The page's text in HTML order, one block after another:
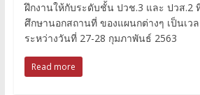
ฝึกงานให้กับระดับชั้น ปวช.3 และ ปวส.2
ศึกษานอกสถานที่ ของแผนกต่างๆ เป็นเว
ระหว่างวันที่ 27-28 กุมภาพันธ์ 2563
Read more